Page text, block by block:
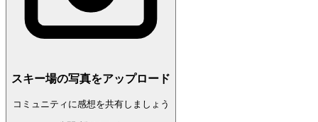
スキー場の写真をアップロード
コミュニティに感想を共有しましょう